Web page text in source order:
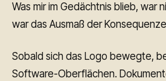
Was mir im Gedächtnis blieb, war
war das Ausmaß der
Sobald sich das Logo bewegte,
Software-Oberflächen.